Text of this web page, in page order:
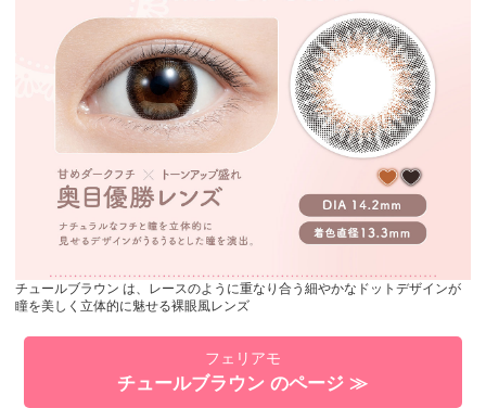
チュールブラウン は、レースのように重なり合う細やかなドットデザインが
瞳を美しく立体的に魅せる裸眼風レンズ
フェリアモ
チュールブラウン のページ ≫